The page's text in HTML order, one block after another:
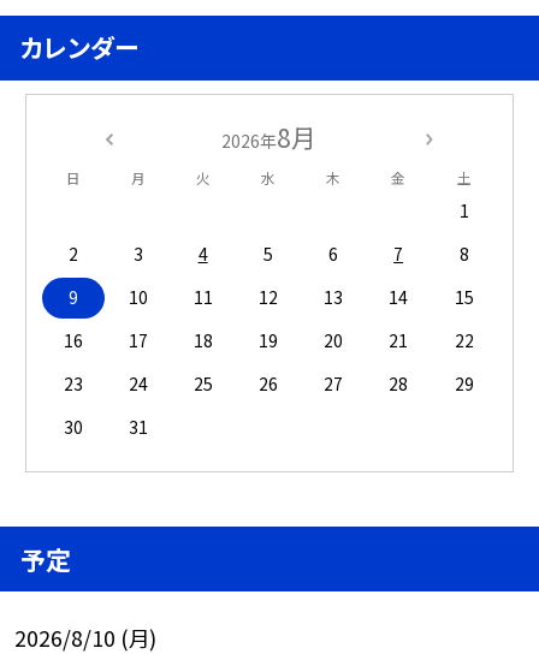
カレンダー
2026年8月
日 月 火 水 木 金 土
1
2
3 4 5 6 7
8
9
10 11 12 13 14
15
16
17 18 19 20 21
22
23
24 25 26 27 28
29
30
31
予定
2026/8/10 (月)